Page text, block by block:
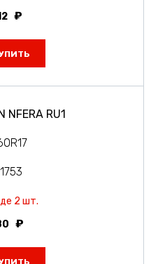
NFERA RU1
2 шт.